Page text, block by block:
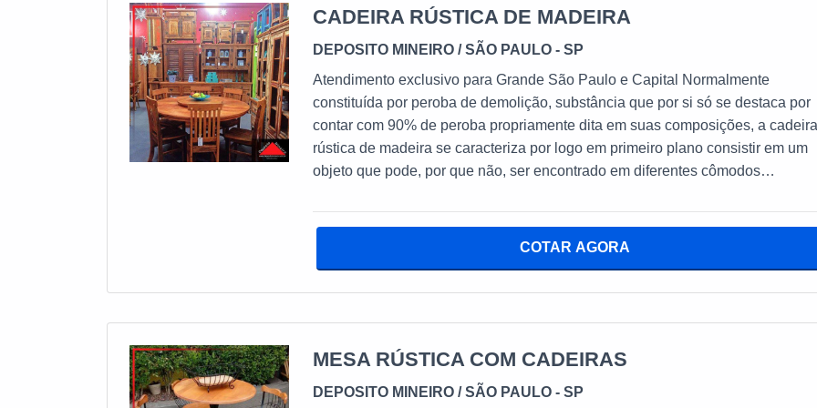
CADEIRA RÚSTICA DE MADEIRA
DEPOSITO MINEIRO / SÃO PAULO - SP
Atendimento exclusivo para Grande São Paulo e Capital Normalmente
constituída por peroba de demolição, substância que por si só se destaca por
contar com 90% de peroba propriamente dita em suas composições, a
rústica de madeira se caracteriza por logo em primeiro plano consistir em um
objeto que pode, por que não, ser encontrado em diferentes cômodos
outros. INFORMAÇÕES A RESPEITO DA CADEIRA DE MADEIRA RÚSTICA
Em todos estes cenários, a cadeira rústica e amadeirada se apresenta como
cadeiras rústicas também podem ser facilmente encontradas em áreas
quintais. A MELHOR CADEIRA RÚSTICA DE MADEIRA DO MERCADO
COTAR AGORA
MESA RÚSTICA COM CADEIRAS
DEPOSITO MINEIRO / SÃO PAULO - SP